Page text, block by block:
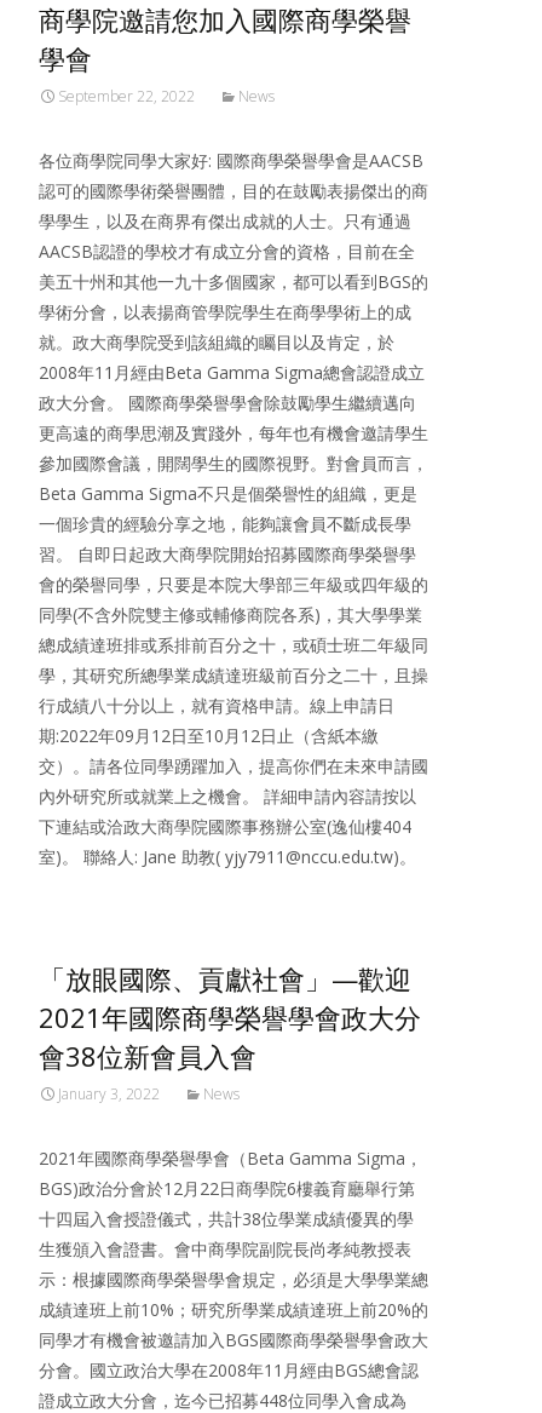
商學院邀請您加入國際商學榮譽
學會
September 22, 2022 News
各位商學院同學大家好: 國際商學榮譽學會是AACSB
認可的國際學術榮譽團體，目的在鼓勵表揚傑出的商
學學生，以及在商界有傑出成就的人士。只有通過
AACSB認證的學校才有成立分會的資格，目前在全
美五十州和其他一九十多個國家，都可以看到BGS的
學術分會，以表揚商管學院學生在商學學術上的成
就。政大商學院受到該組織的矚目以及肯定，於
2008年11月經由Beta Gamma Sigma總會認證成立
政大分會。 國際商學榮譽學會除鼓勵學生繼續邁向
更高遠的商學思潮及實踐外，每年也有機會邀請學生
參加國際會議，開闊學生的國際視野。對會員而言，
Beta Gamma Sigma不只是個榮譽性的組織，更是
一個珍貴的經驗分享之地，能夠讓會員不斷成長學
習。 自即日起政大商學院開始招募國際商學榮譽學
會的榮譽同學，只要是本院大學部三年級或四年級的
同學(不含外院雙主修或輔修商院各系)，其大學學業
總成績達班排或系排前百分之十，或碩士班二年級同
學，其研究所總學業成績達班級前百分之二十，且操
行成績八十分以上，就有資格申請。線上申請日
期:2022年09月12日至10月12日止（含紙本繳
交）。請各位同學踴躍加入，提高你們在未來申請國
內外研究所或就業上之機會。 詳細申請內容請按以
下連結或洽政大商學院國際事務辦公室(逸仙樓404
室)。 聯絡人: Jane 助教( yjy7911@nccu.edu.tw)。
「放眼國際、貢獻社會」—歡迎
2021年國際商學榮譽學會政大分
會38位新會員入會
January 3, 2022 News
2021年國際商學榮譽學會（Beta Gamma Sigma，
BGS)政治分會於12月22日商學院6樓義育廳舉行第
十四屆入會授證儀式，共計38位學業成績優異的學
生獲頒入會證書。會中商學院副院長尚孝純教授表
示：根據國際商學榮譽學會規定，必須是大學學業總
成績達班上前10%；研究所學業成績達班上前20%的
同學才有機會被邀請加入BGS國際商學榮譽學會政大
分會。國立政治大學在2008年11月經由BGS總會認
證成立政大分會，迄今已招募448位同學入會成為